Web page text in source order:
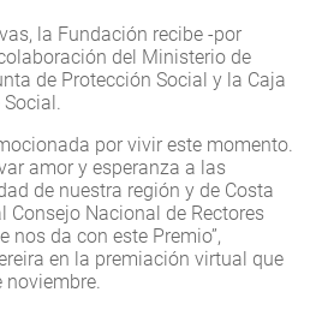
la Fundación recibe -por
del Ministerio de
de Protección Social y la Caja
Social.
por vivir este momento.
amor y esperanza a las
de nuestra región y de Costa
Consejo Nacional de Rectores
nos da con este Premio”,
en la premiación virtual que
noviembre.